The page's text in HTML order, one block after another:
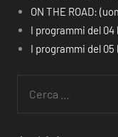
ON THE ROAD:
I programmi del 04
I programmi del 05
per: